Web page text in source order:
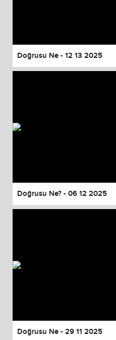
Doğrusu Ne - 12 13 2025
Doğrusu Ne? - 06 12 2025
Doğrusu Ne - 29 11 2025